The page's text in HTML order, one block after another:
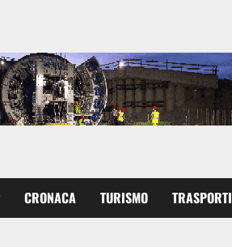
CRONACA TURISMO TRASPORTI